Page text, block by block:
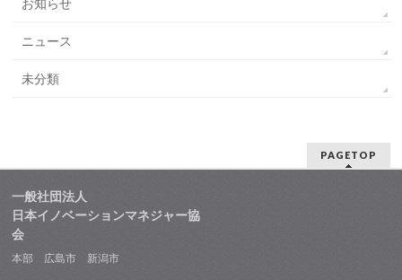
お知らせ
ニュース
未分類
PAGETOP
一般社団法人
日本イノベーションマネジャー協
会
本部 広島市 新潟市